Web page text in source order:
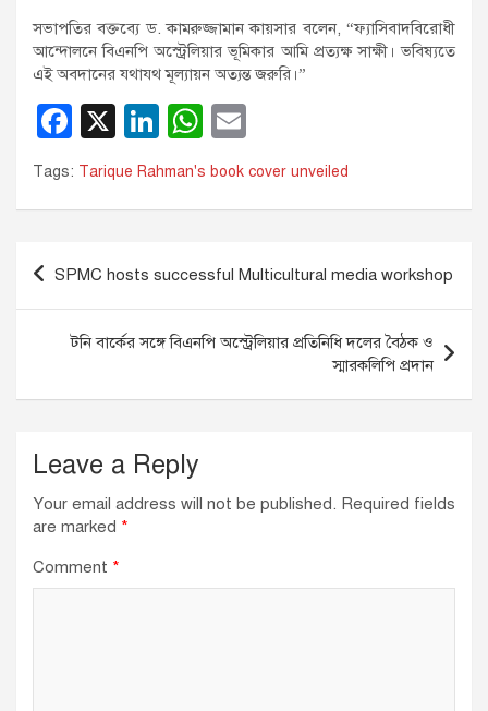
সভাপতির বক্তব্যে ড. কামরুজ্জামান কায়সার বলেন, “ফ্যাসিবাদবিরোধী
আন্দোলনে বিএনপি অস্ট্রেলিয়ার ভূমিকার আমি প্রত্যক্ষ সাক্ষী। ভবিষ্যতে
এই অবদানের যথাযথ মূল্যায়ন অত্যন্ত জরুরি।”
F
a
c
e
b
o
o
X
Li
k
e
dI
n
W
h
at
s
A
p
p
ail
Tags: Tarique Rahman's book cover unveiled
Post
navigation
SPMC hosts successful Multicultural media workshop
টনি বার্কের সঙ্গে বিএনপি অস্ট্রেলিয়ার প্রতিনিধি দলের বৈঠক ও
স্মারকলিপি প্রদান
Leave a Reply
Your email address will not be published. Required fields
are marked *
Comment *